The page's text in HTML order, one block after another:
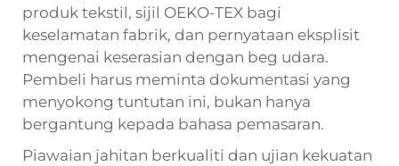
produk tekstil, sijil OEKO-TEX bagi
keselamatan fabrik, dan pernyataan eksplisit
mengenai keserasian dengan beg udara.
Pembeli harus meminta dokumentasi yang
menyokong tuntutan ini, bukan hanya
bergantung kepada bahasa pemasaran.
Piawaian jahitan berkualiti dan ujian kekuatan